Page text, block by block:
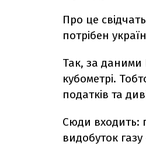
Про це
потрібен
Так, за
кубометрі.
податків та
Сюди входить:
видобуток